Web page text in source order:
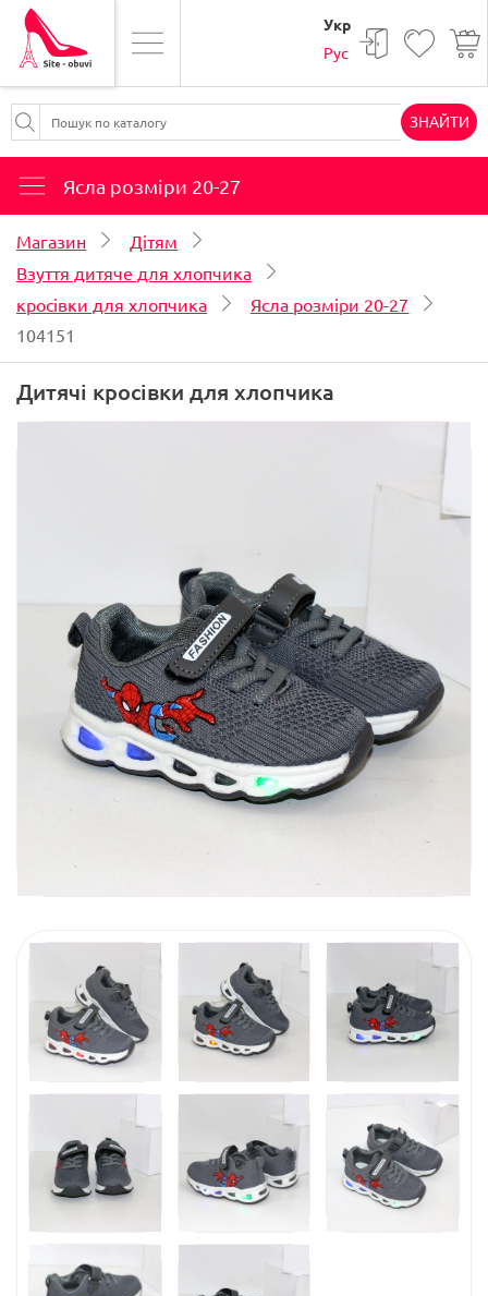
Укр
Рус
ЗНАЙТИ
Ясла розміри 20-27
Магазин
Дітям
Взуття дитяче для хлопчика
кросівки для хлопчика
Ясла розміри 20-27
104151
Дитячі кросівки для хлопчика